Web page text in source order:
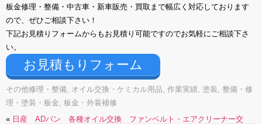
板金修理・整備・中古車・新車販売・買取まで幅広く対応しております
ので、ぜひご相談下さい！
下記お見積りフォームからもお見積り可能ですのでお気軽にご相談下さ
い。
お見積もりフォーム
その他修理・整備, オイル交換・ケミカル用品, 作業実績, 塗装, 整備・修
理・塗装・板金, 板金・外装補修
« 日産 ADバン 各種オイル交換 ファンベルト・エアクリーナー交